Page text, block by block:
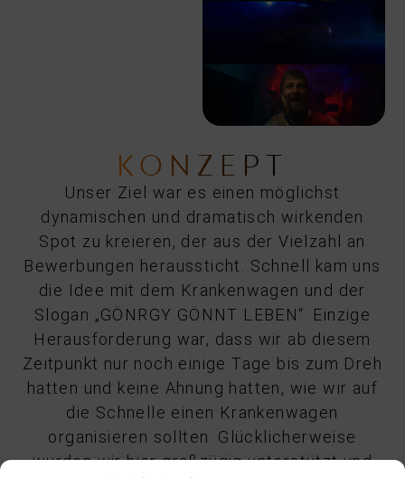
KONZEPT
Unser Ziel war es einen möglichst
dynamischen und dramatisch wirkenden
Spot zu kreieren, der aus der Vielzahl an
Bewerbungen heraussticht. Schnell kam uns
die Idee mit dem Krankenwagen und der
Slogan „GÖNRGY GÖNNT LEBEN“. Einzige
Herausforderung war, dass wir ab diesem
Zeitpunkt nur noch einige Tage bis zum Dreh
hatten und keine Ahnung hatten, wie wir auf
die Schnelle einen Krankenwagen
organisieren sollten. Glücklicherweise
wurden wir hier großzügig unterstützt und